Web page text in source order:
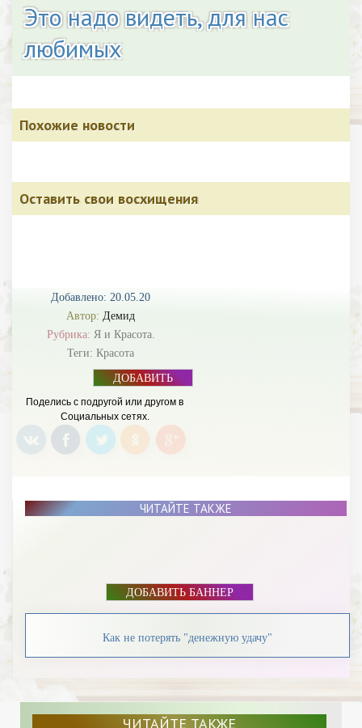
Добавлено: 20.05.20
Автор: Демид
Рубрика: Я и Красота.
Теги: Красота
ДОБАВИТЬ
Поделись с подругой или другом в
Социальных сетях.
Это надо видеть, для нас
любимых
Похожие новости
Оставить свои восхищения
ЧИТАЙТЕ ТАКЖЕ
ДОБАВИТЬ БАННЕР
Как не потерять "денежную удачу"
ЧИТАЙТЕ ТАКЖЕ